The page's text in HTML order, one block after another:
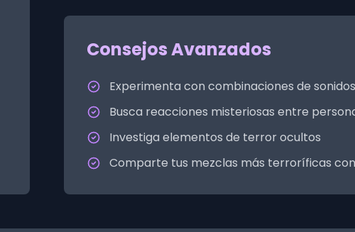
Consejos Avanzados
Experimenta con combinaciones de
Busca reacciones misteriosas entre
Investiga elementos de terror ocultos
Comparte tus mezclas más terroríficas